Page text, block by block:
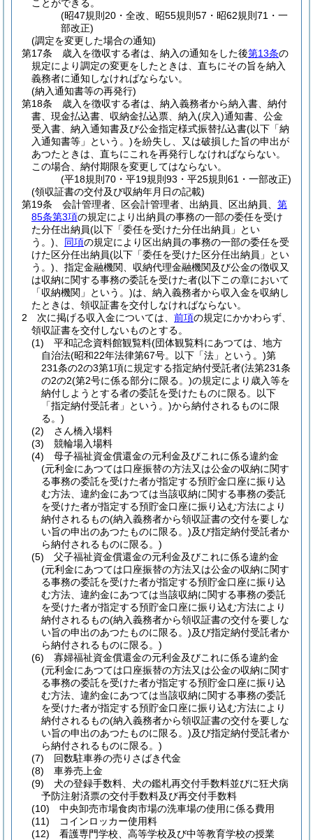
ことができる。
(昭47規則20・全改、昭55規則57・昭62規則71・一
部改正)
(調定を変更した場合の通知)
第17条
歳入を徴収する者は、納入の通知をした後第13条の
規定により調定の変更をしたときは、直ちにその旨を納入
義務者に通知しなければならない。
(納入通知書等の再発行)
第18条
歳入を徴収する者は、納入義務者から納入書、納付
書、現金払込書、収納金払込票、納入(戻入)通知書、公金
受入書、納入通知書及び公金指定様式振替払込書(以下「納
入通知書等」という。)を紛失し、又は破損した旨の申出が
あつたときは、直ちにこれを再発行しなければならない。
この場合、納付期限を変更してはならない。
(平18規則70・平19規則93・平25規則61・一部改正)
(領収証書の交付及び収納年月日の記載)
第19条
会計管理者、区会計管理者、出納員、区出納員、 第
85条第3項の規定により出納員の事務の一部の委任を受け
た分任出納員(以下「委任を受けた分任出納員」とい
う。)
同項の規定により区出納員の事務の一部の委任を受
けた区分任出納員(以下「委任を受けた区分任出納員」とい
う。) 、指定金融機関、収納代理金融機関及び公金の徴収又
は収納に関する事務の委託を受けた者(以下この章において
「収納機関」という。)は、納入義務者から収入金を収納し
たときは、領収証書を交付しなければならない。
2
次に掲げる収入金については、 前項の規定にかかわらず、
領収証書を交付しないものとする。
(1)
平和記念資料館観覧料(団体観覧料にあつては、地方
自治法(昭和22年法律第67号。以下「法」という。)第
231条の2の3第1項に規定する指定納付受託者(法第231条
の2の2(第2号に係る部分に限る。)の規定により歳入等を
納付しようとする者の委託を受けたものに限る。以下
「指定納付受託者」という。)から納付されるものに限
る。)
(2)
さん橋入場料
(3)
競輪場入場料
(4)
母子福祉資金償還金の元利金及びこれに係る違約金
(元利金にあつては口座振替の方法又は公金の収納に関す
る事務の委託を受けた者が指定する預貯金口座に振り込
む方法、違約金にあつては当該収納に関する事務の委託
を受けた者が指定する預貯金口座に振り込む方法により
納付されるもの(納入義務者から領収証書の交付を要しな
い旨の申出のあつたものに限る。)及び指定納付受託者か
ら納付されるものに限る。)
(5)
父子福祉資金償還金の元利金及びこれに係る違約金
(元利金にあつては口座振替の方法又は公金の収納に関す
る事務の委託を受けた者が指定する預貯金口座に振り込
む方法、違約金にあつては当該収納に関する事務の委託
を受けた者が指定する預貯金口座に振り込む方法により
納付されるもの(納入義務者から領収証書の交付を要しな
い旨の申出のあつたものに限る。)及び指定納付受託者か
ら納付されるものに限る。)
(6)
寡婦福祉資金償還金の元利金及びこれに係る違約金
(元利金にあつては口座振替の方法又は公金の収納に関す
る事務の委託を受けた者が指定する預貯金口座に振り込
む方法、違約金にあつては当該収納に関する事務の委託
を受けた者が指定する預貯金口座に振り込む方法により
納付されるもの(納入義務者から領収証書の交付を要しな
い旨の申出のあつたものに限る。)及び指定納付受託者か
ら納付されるものに限る。)
(7)
回数駐車券の売りさばき代金
(8)
車券売上金
(9)
犬の登録手数料、犬の鑑札再交付手数料並びに狂犬病
予防注射済票の交付手数料及び再交付手数料
(10)
中央卸売市場食肉市場の洗車場の使用に係る費用
(11)
コインロッカー使用料
(12)
看護専門学校、高等学校及び中等教育学校の授業